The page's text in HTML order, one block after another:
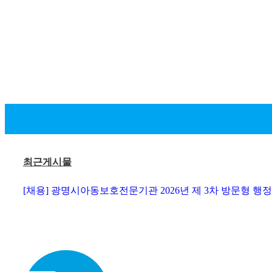
최근게시물
[채용] 광명시아동보호전문기관 2026년 제 3차 방문형 행